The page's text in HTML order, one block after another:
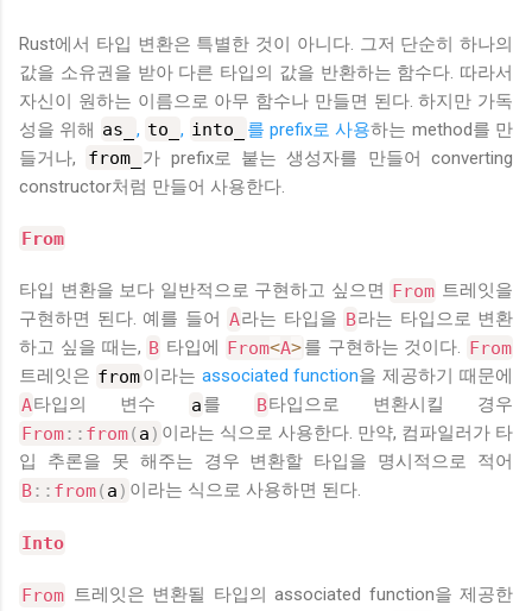
Rust에서 타입 변환은 특별한 것이 아니다. 그저 단순히 하나의
값을 소유권을 받아 다른 타입의 값을 반환하는 함수다. 따라서
자신이 원하는 이름으로 아무 함수나 만들면 된다. 하지만 가독
성을 위해 as_ , to_ , into_ 를 prefix로 사용하는 method를 만
들거나,
from_
가 prefix로 붙는 생성자를 만들어 converting
constructor처럼 만들어 사용한다.
From
타입 변환을 보다 일반적으로 구현하고 싶으면 From 트레잇을
구현하면 된다. 예를 들어 A라는 타입을 B라는 타입으로 변환
하고 싶을 때는, B 타입에 From<A>를 구현하는 것이다. From
트레잇은 from이라는 associated function을 제공하기 때문에
A타입의 변수 a를 B타입으로 변환시킬 경우
From:: from( a ) 이라는 식으로 사용한다. 만약, 컴파일러가 타
입 추론을 못 해주는 경우 변환할 타입을 명시적으로 적어
B:: from( a ) 이라는 식으로 사용하면 된다.
Into
From 트레잇은 변환될 타입의 associated function을 제공한